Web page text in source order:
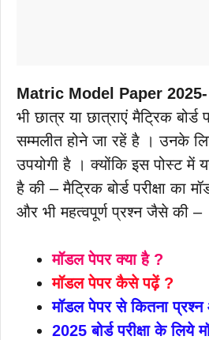
Matric Model Paper 2025-
भी छात्र या छात्राएं मैट्रिक बोर्ड
सम्मलीत होने जा रहें है । उनके
उपयोगी है । क्योंकि इस पोस्ट में
है की – मैट्रिक बोर्ड परीक्षा का
और भी महत्वपूर्ण प्रश्न जैसे की –
मॉडल पेपर क्या है ?
मॉडल पेपर कैसे पढ़ें ?
मॉडल पेपर से कितना प्रश्न
2025 बोर्ड परीक्षा के लिये